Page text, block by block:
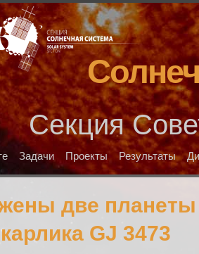
Секция
Задачи Проекты Результаты
две планеты
GJ 3473